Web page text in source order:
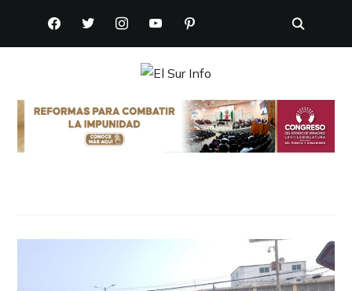
FACEBOOKTWITTERINSTAGRAMYOUTUBEPINTEREST